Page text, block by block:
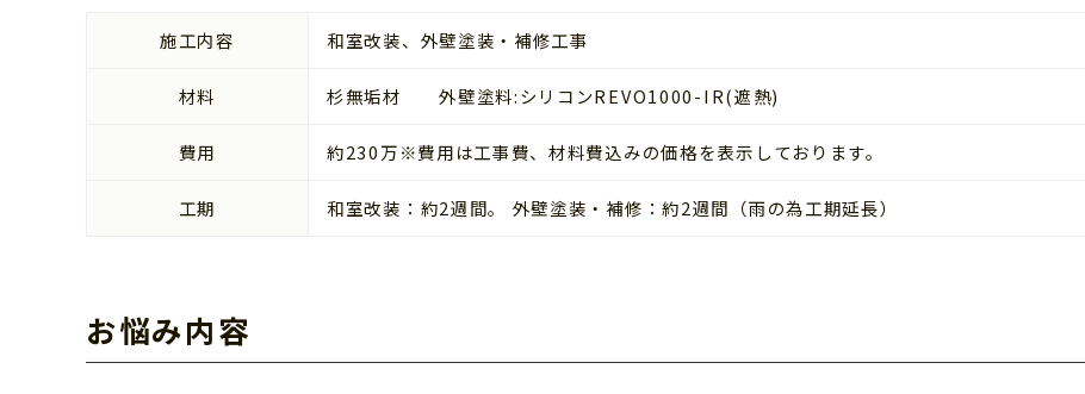
施工内容 和室改装、外壁塗装・補修工事
材料 杉無垢材 外壁塗料:シリコンREVO1000-IR(遮熱)
費用 約230万※費用は工事費、材料費込みの価格を表示しております。
工期 和室改装：約2週間。 外壁塗装・補修：約2週間（雨の為工期延長）
お悩み内容